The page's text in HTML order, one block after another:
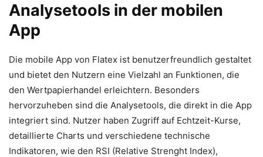
Analysetools in der mobilen
App
Die mobile App von Flatex ist benutzerfreundlich gestaltet
und bietet den Nutzern eine Vielzahl an Funktionen, die
den Wertpapierhandel erleichtern. Besonders
hervorzuheben sind die Analysetools, die direkt in die App
integriert sind. Nutzer haben Zugriff auf Echtzeit-Kurse,
detaillierte Charts und verschiedene technische
Indikatoren, wie den RSI (Relative Strenght Index),